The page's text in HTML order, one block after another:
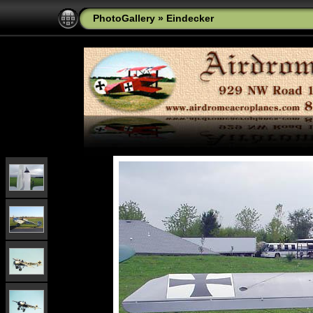
PhotoGallery » Eindecker